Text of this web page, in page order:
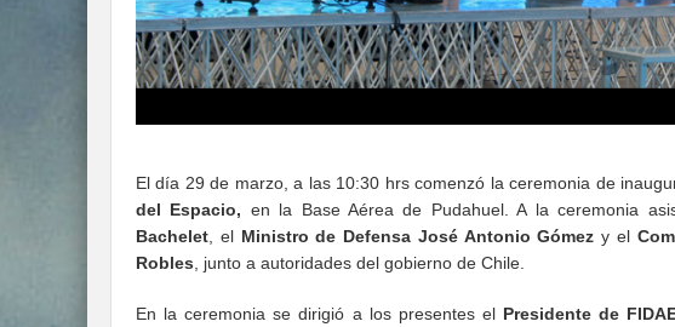
El día 29 de marzo, a las 10:30 hrs comenzó la ceremonia de
del Espacio, en la Base Aérea de Pudahuel. A la ceremonia
Bachelet, elMinistro de Defensa José Antonio Gómez y el
Robles, junto a autoridades del gobierno de Chile.
En la ceremonia se dirigió a los presentes el Presidente de